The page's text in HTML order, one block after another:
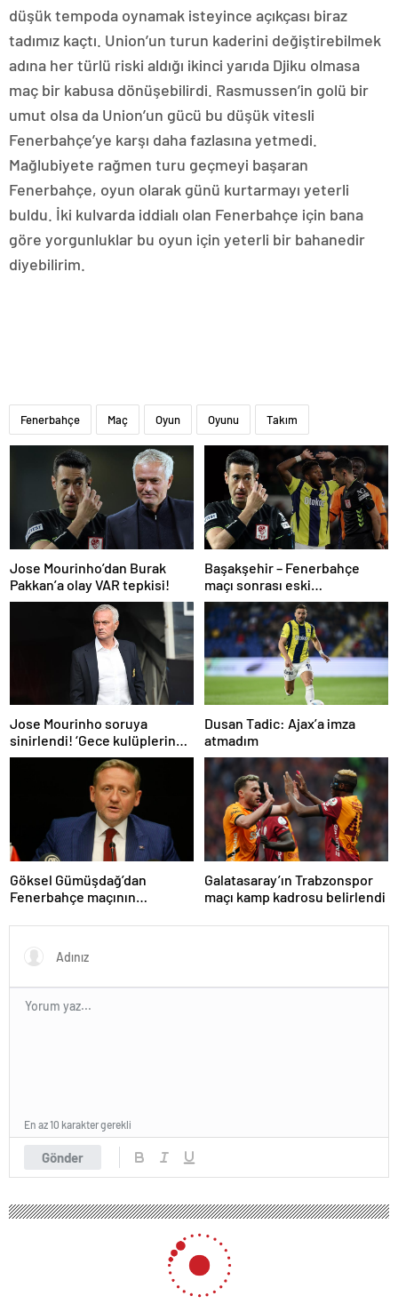
düşük tempoda oynamak isteyince açıkçası biraz
tadımız kaçtı. Union’un turun kaderini değiştirebilmek
adına her türlü riski aldığı ikinci yarıda Djiku olmasa
maç bir kabusa dönüşebilirdi. Rasmussen’in golü bir
umut olsa da Union’un gücü bu düşük vitesli
Fenerbahçe’ye karşı daha fazlasına yetmedi.
Mağlubiyete rağmen turu geçmeyi başaran
Fenerbahçe, oyun olarak günü kurtarmayı yeterli
buldu. İki kulvarda iddialı olan Fenerbahçe için bana
göre yorgunluklar bu oyun için yeterli bir bahanedir
diyebilirim.
Fenerbahçe Maç Oyun Oyunu Takım
Jose Mourinho’dan Burak
Pakkan’a olay VAR tepkisi!
Başakşehir – Fenerbahçe
maçı sonrası eski
hakemlerden penaltı ve gol
iptali çıkışı! ‘2 kırmızı kartı
atladı’
Jose Mourinho soruya
sinirlendi! ‘Gece kulüplerine
gidip keyif alıyorum’
Dusan Tadic: Ajax’a imza
atmadım
Göksel Gümüşdağ’dan
Fenerbahçe maçının
Galatasaray’ın Trabzonspor
maçı kamp kadrosu belirlendi
Gönder
En az 10 karakter gerekli